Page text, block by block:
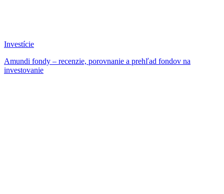
Investície
Amundi fondy – recenzie, porovnanie a prehľad fondov na
investovanie